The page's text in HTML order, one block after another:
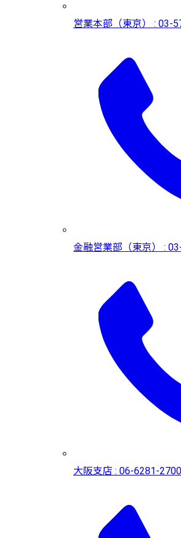
営業本部（東京） : 03-
金融営業部（東京） :
大阪支店 : 06-6281-2700